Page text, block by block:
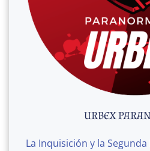
URBEX
La Inquisición y la